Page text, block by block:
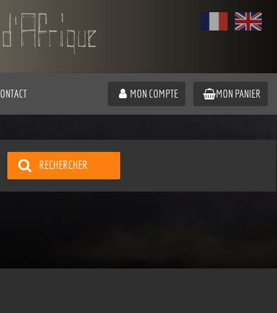
MON COMPTE MON PANIER
RECHERCHER